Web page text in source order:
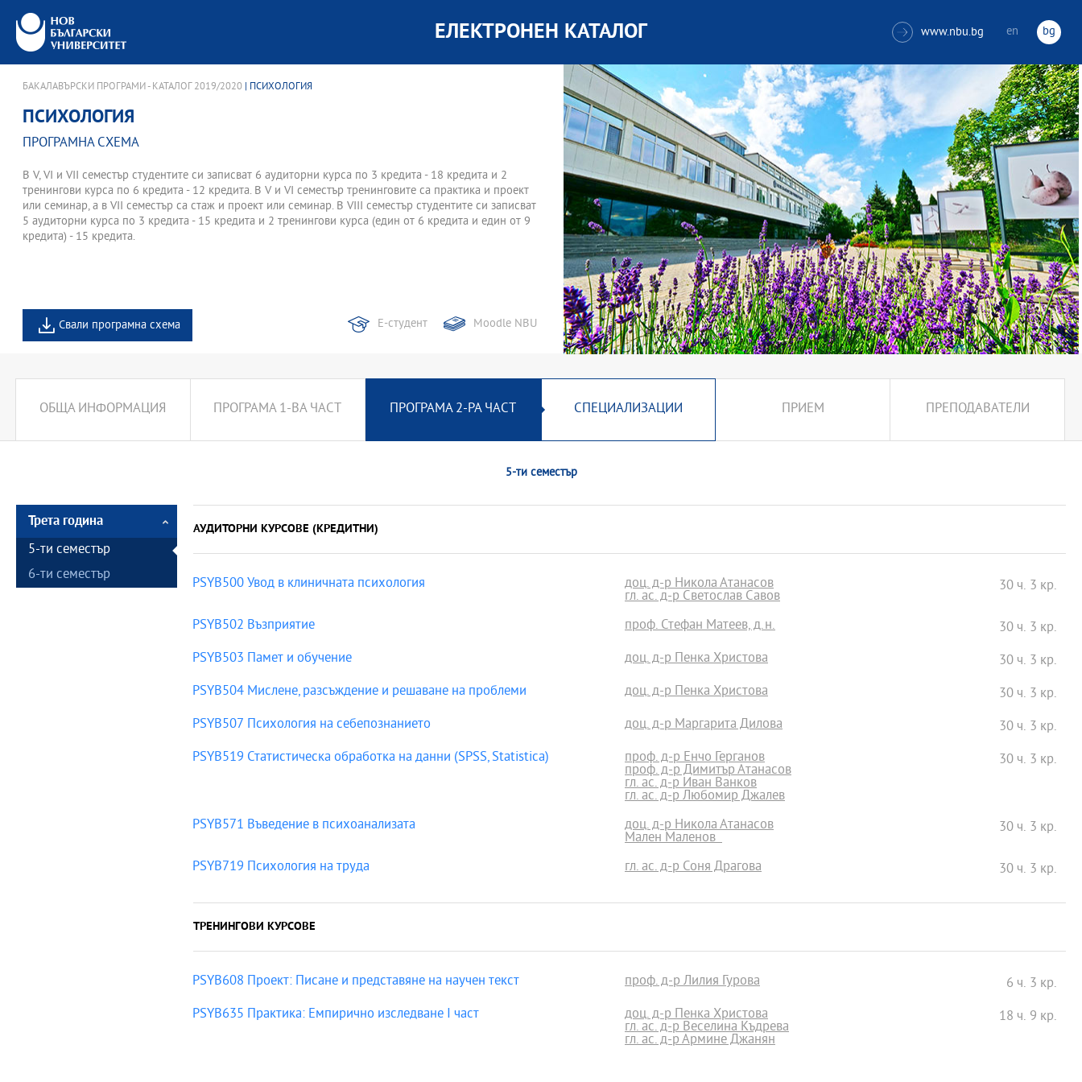
ЕЛЕКТРОНЕН КАТАЛОГ  www.nbu.bg en bg
БАКАЛАВЪРСКИ ПРОГРАМИ - КАТАЛОГ 2019/2020 | ПСИХОЛОГИЯ
ПСИХОЛОГИЯ
ПРОГРАМНА СХЕМА
В V, VI и VII семестър студентите си записват 6 аудиторни курса по 3 кредита - 18 кредита и 2
тренингови курса по 6 кредита - 12 кредита. В V и VI семестър тренинговите са практика и проект
или семинар, а в VII семестър са стаж и проект или семинар. В VIII семестър студентите си записват
5 аудиторни курса по 3 кредита - 15 кредита и 2 тренингови курса (един от 6 кредита и един от 9
кредита) - 15 кредита.
Свали програмна схема Е-студент Moodle NBU
ОБЩА ИНФОРМАЦИЯ ПРОГРАМА 1-ВА ЧАСТ ПРОГРАМА 2-РА ЧАСТ СПЕЦИАЛИЗАЦИИ ПРИЕМ ПРЕПОДАВАТЕЛИ
5-ти семестър
Трета година
5-ти семестър
6-ти семестър
АУДИТОРНИ КУРСОВЕ (КРЕДИТНИ)
PSYB500 Увод в клиничната психология доц. д-р Никола Атанасов
гл. ас. д-р Светослав Савов
30 ч. 3 кр.
PSYB502 Възприятие проф. Стефан Матеев, д.н.
30 ч. 3 кр.
PSYB503 Памет и обучение
доц. д-р Пенка Христова
30 ч. 3 кр.
PSYB504 Мислене, разсъждение и решаване на проблеми
доц. д-р Пенка Христова
30 ч. 3 кр.
PSYB507 Психология на себепознанието
доц. д-р Маргарита Дилова
30 ч. 3 кр.
PSYB519 Статистическа обработка на данни (SPSS, Statistica)
проф. д-р Енчо Герганов
проф. д-р Димитър Атанасов
гл. ас. д-р Иван Ванков
гл. ас. д-р Любомир Джалев
30 ч. 3 кр.
PSYB571 Въведение в психоанализата доц. д-р Никола Атанасов
Мален Маленов
30 ч. 3 кр.
PSYB719 Психология на труда гл. ас. д-р Соня Драгова 30 ч. 3 кр.
ТРЕНИНГОВИ КУРСОВЕ
PSYB608 Проект: Писане и представяне на научен текст проф. д-р Лилия Гурова
6 ч. 3 кр.
PSYB635 Практика: Емпирично изследване І част
доц. д-р Пенка Христова
гл. ас. д-р Веселина Къдрева
гл. ас. д-р Армине Джанян
18 ч. 9 кр.